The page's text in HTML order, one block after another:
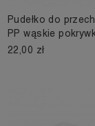
Pudełko do
PP wąskie
22,00 zł